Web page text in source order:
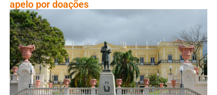
apelo por doações